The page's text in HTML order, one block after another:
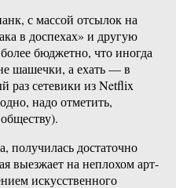
с массой отсылок на
в доспехах» и другую
бюджетно, что иногда
шашечки, а ехать — в
раз сетевики из Netflix
надо отметить,
получилась достаточно
выезжает на неплохом арт-
искусственного